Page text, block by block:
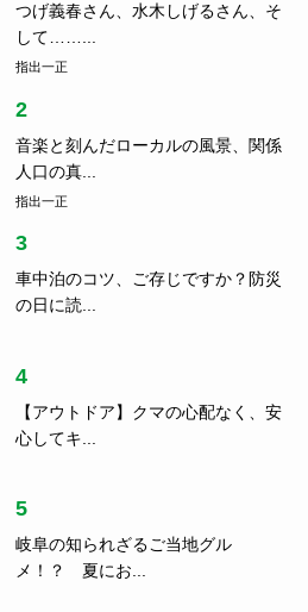
つげ義春さん、水木しげるさん、そ
して……...
指出一正
2
音楽と刻んだローカルの風景、関係
人口の真...
指出一正
3
車中泊のコツ、ご存じですか？防災
の日に読...
4
【アウトドア】クマの心配なく、安
心してキ...
5
岐阜の知られざるご当地グル
メ！？ 夏にお...